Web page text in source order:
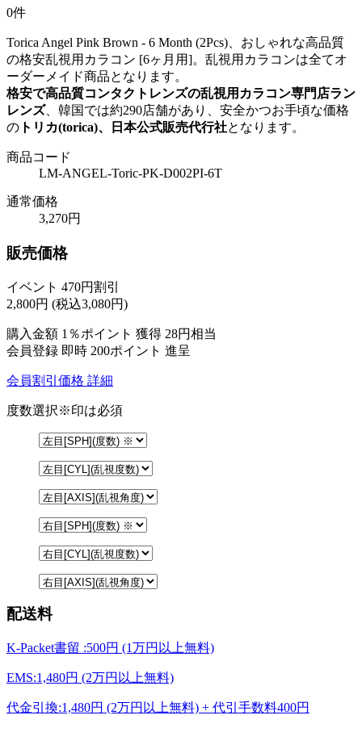
0件
Torica Angel Pink Brown - 6 Month (2Pcs)、おしゃれな高品質
の格安乱視用カラコン [6ヶ月用]。乱視用カラコンは全てオ
ーダーメイド商品となります。
格安で高品質コンタクトレンズの乱視用カラコン専門店ラン
レンズ、韓国では約290店舗があり、安全かつお手頃な価格
の トリカ(torica)、日本公式販売代行社となります。
商品コード
LM-ANGEL-Toric-PK-D002PI-6T
通常価格
3,270円
販売価格
イベント 470円割引
2,800円 (税込3,080円)
購入金額 1％ポイント 獲得 28円相当
会員登録 即時 200ポイント 進呈
会員割引価格 詳細
度数選択※印は必須
配送料
K-Packet書留 :500円 (1万円以上無料)
EMS:1,480円 (2万円以上無料)
代金引換:1,480円 (2万円以上無料) + 代引手数料400円